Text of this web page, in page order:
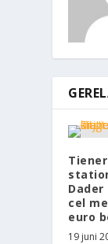
cel
euro
19 juni